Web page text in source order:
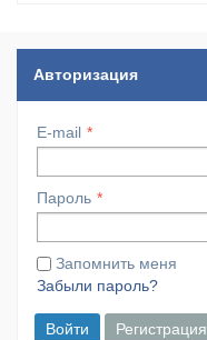
Авторизация
E-mail
Пароль
Запомнить меня
Забыли пароль?
Войти Регистрация